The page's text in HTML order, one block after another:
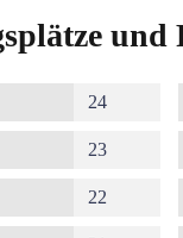
24
23
22